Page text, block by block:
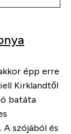
épp erre
Kirklandtől
batáta
szójából és